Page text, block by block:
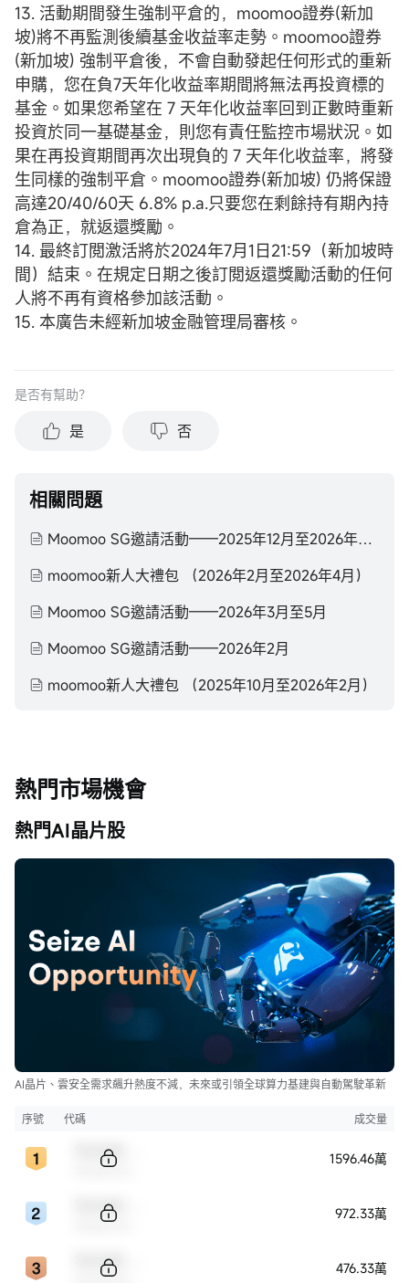
13. 活動期間發生強制平倉的，moomoo證券(新加
坡)將不再監測後續基金收益率走勢。moomoo證券
(新加坡) 強制平倉後，不會自動發起任何形式的重新
申購，您在負7天年化收益率期間將無法再投資標的
基金。如果您希望在 7 天年化收益率回到正數時重新
投資於同一基礎基金，則您有責任監控市場狀況。如
果在再投資期間再次出現負的 7 天年化收益率，將發
生同樣的強制平倉。moomoo證券(新加坡) 仍將保證
高達20/40/60天 6.8% p.a.只要您在剩餘持有期內持
倉為正，就返還獎勵。
14. 最終訂閲激活將於2024年7月1日21:59（新加坡時
間）結束。在規定日期之後訂閲返還獎勵活動的任何
人將不再有資格參加該活動。
15. 本廣告未經新加坡金融管理局審核。
是否有幫助？
是 否
相關問題
Moomoo SG邀請活動——2025年12月至2026年2月
moomoo新人大禮包 （2026年2月至2026年4月）
Moomoo SG邀請活動——2026年3月至5月
Moomoo SG邀請活動——2026年2月
moomoo新人大禮包 （2025年10月至2026年2月）
熱門市場機會
熱門AI晶片股
AI晶片、雲安全需求飆升熱度不減，未來或引領全球算力基建與自動駕駛革新
序號 代碼 成交量
1596.46萬
972.33萬
476.33萬